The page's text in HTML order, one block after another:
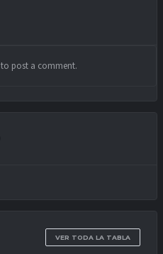
to post a comment.
VER TODA LA TABLA